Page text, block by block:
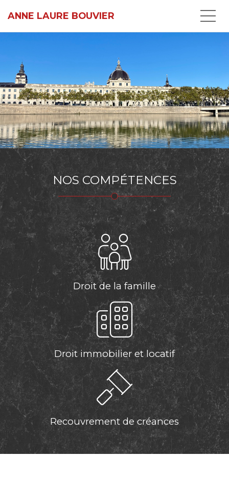
ANNE LAURE BOUVIER
NOS COMPÉTENCES
Droit de la famille
Droit immobilier et locatif
Recouvrement de créances